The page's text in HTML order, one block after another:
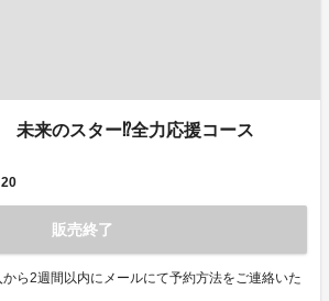
未来のスター⁉全力応援コース
20
販売終了
ら2週間以内にメールにて予約方法をご連絡いた